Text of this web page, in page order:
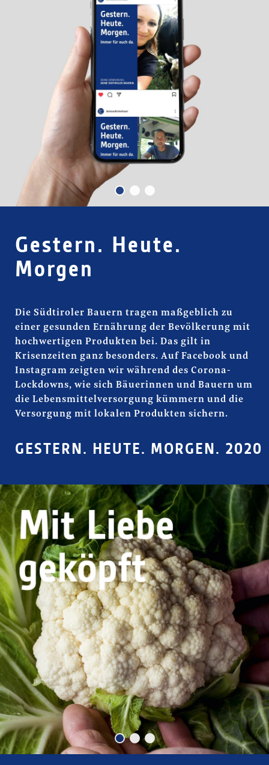
Gestern. Heute. Morgen
GESTERN. HEUTE. MORGEN. 2020
Gestern. Heute.
Morgen
Die Südtiroler Bauern tragen maßgeblich zu
einer gesunden Ernährung der Bevölkerung mit
hochwertigen Produkten bei. Das gilt in
Krisenzeiten ganz besonders. Auf Facebook und
Instagram zeigten wir während des Corona-
Lockdowns, wie sich Bäuerinnen und Bauern um
die Lebensmittelversorgung kümmern und die
Versorgung mit lokalen Produkten sichern.
Einblicke